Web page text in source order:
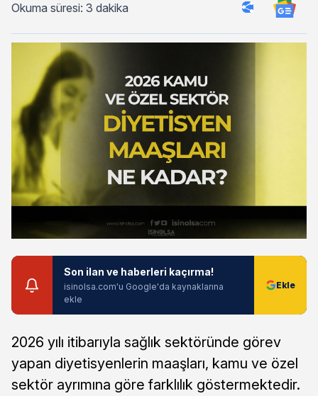
Okuma süresi: 3 dakika
Son ilan ve haberleri kaçırma!
isinolsa.com'u Google'da kaynaklarına
ekle
2026 yılı itibarıyla sağlık sektöründe görev
yapan diyetisyenlerin maaşları, kamu ve özel
sektör ayrımına göre farklılık göstermektedir.